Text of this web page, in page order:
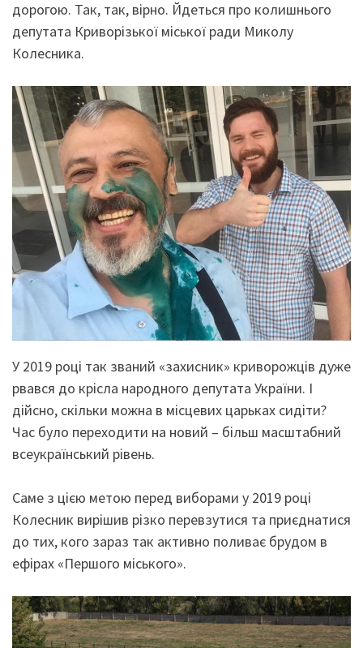
дорогою. Так, так, вірно. Йдеться про колишнього
депутата Криворізької міської ради Миколу
Колесника.
У 2019 році так званий «захисник» криворожців дуже
рвався до крісла народного депутата України. І
дійсно, скільки можна в місцевих царьках сидіти?
Час було переходити на новий – більш масштабний
всеукраїнський рівень.
Саме з цією метою перед виборами у 2019 році
Колесник вирішив різко перевзутися та приєднатися
до тих, кого зараз так активно поливає брудом в
ефірах «Першого міського».